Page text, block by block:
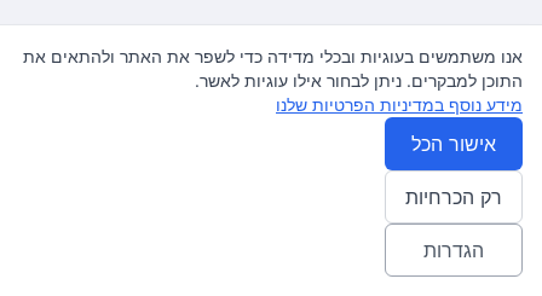
משפטי ועדכונים
מדיניות פרטיות
תנאי שימוש
© 2026 עצומה. כל הזכויות שמורות.
אנו משתמשים בעוגיות ובכלי מדידה כדי לשפר את האתר ולהתאים את
התוכן למבקרים. ניתן לבחור אילו עוגיות לאשר.
מידע נוסף במדיניות הפרטיות שלנו
אישור הכל
רק הכרחיות
הגדרות